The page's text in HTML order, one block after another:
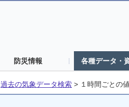
防災情報 各種データ・
過去の気象データ検索 > １時間ごとの